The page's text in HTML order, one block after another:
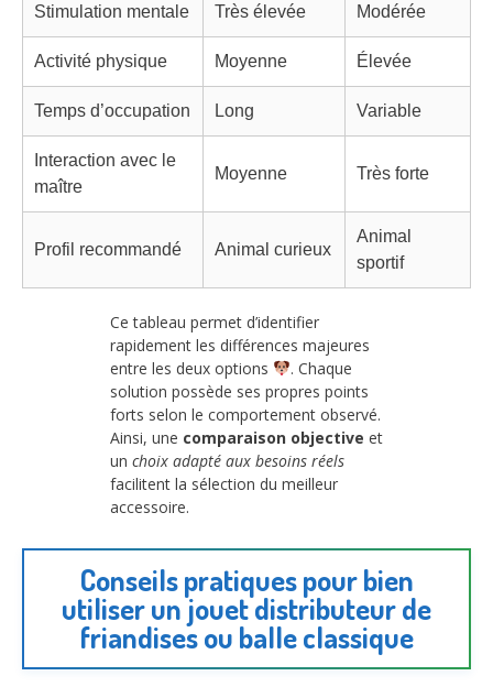
Stimulation mentale Très élevée Modérée
Activité physique Moyenne Élevée
Temps d’occupation Long Variable
Interaction avec le
maître
Moyenne Très forte
Profil recommandé Animal curieux
Animal
sportif
Ce tableau permet d’identifier
rapidement les différences majeures
entre les deux options
. Chaque
solution possède ses propres points
forts selon le comportement observé.
Ainsi, une comparaison objective et
un choix adapté aux besoins réels
facilitent la sélection du meilleur
accessoire.
Conseils pratiques pour bien
utiliser un jouet distributeur de
friandises ou balle classique